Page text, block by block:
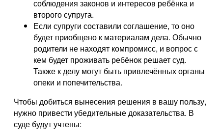
соблюдения законов и интересов ребёнка и
второго супруга.
Если супруги составили соглашение, то оно
будет приобщено к материалам дела. Обычно
родители не находят компромисс, и вопрос с
кем будет проживать ребёнок решает суд.
Также к делу могут быть привлечённых органы
опеки и попечительства.
Чтобы добиться вынесения решения в вашу пользу,
нужно привести убедительные доказательства. В
суде будут учтены: